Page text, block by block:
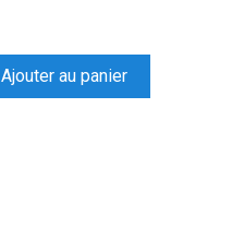
Ajouter au panier